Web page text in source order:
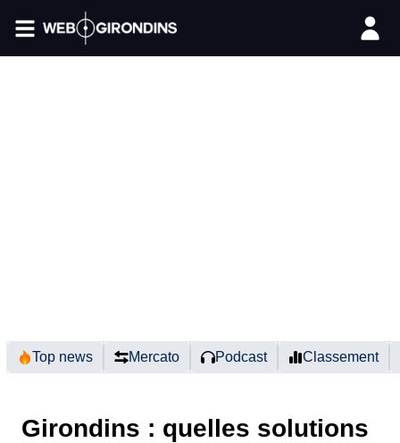
Top news Mercato Podcast Classement
Girondins : quelles solutions